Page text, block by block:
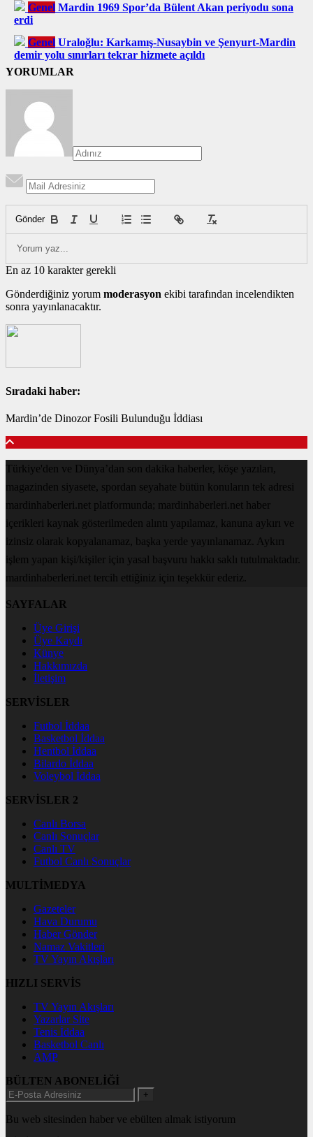
Genel Mardin 1969 Spor’da Bülent Akan periyodu sona
erdi
Genel Uraloğlu: Karkamış-Nusaybin ve Şenyurt-Mardin
demir yolu sınırları tekrar hizmete açıldı
YORUMLAR
Gönder
En az 10 karakter gerekli
Gönderdiğiniz yorum moderasyon ekibi tarafından incelendikten
sonra yayınlanacaktır.
Sıradaki haber:
Mardin’de Dinozor Fosili Bulunduğu İddiası
Türkiye'den ve Dünya’dan son dakika haberler, köşe yazıları,
magazinden siyasete, spordan seyahate bütün konuların tek adresi
mardinhaberleri.net platformunda; mardinhaberleri.net haber
içerikleri kaynak gösterilmeden alıntı yapılamaz, kanuna aykırı ve
izinsiz olarak kopyalanamaz, başka yerde yayınlanamaz. Aykırı
işlem yapan kişi/kişiler için yasal başvuru hakkı saklı tutulmaktadır.
mardinhaberleri.net tercih ettiğiniz için teşekkür ederiz.
SAYFALAR
Üye Girişi
Üye Kaydı
Künye
Hakkımızda
İletişim
SERVİSLER
Futbol İddaa
Basketbol İddaa
Hentbol İddaa
Bilardo İddaa
Voleybol İddaa
SERVİSLER 2
Canlı Borsa
Canlı Sonuçlar
Canlı TV
Futbol Canlı Sonuçlar
MULTİMEDYA
Gazeteler
Hava Durumu
Haber Gönder
Namaz Vakitleri
TV Yayın Akışları
HIZLI SERVİS
TV Yayın Akışları
Yazarlar Site
Tenis İddaa
Basketbol Canlı
AMP
BÜLTEN ABONELİĞİ
+
Bu web sitesinden haber ve ebülten almak istiyorum